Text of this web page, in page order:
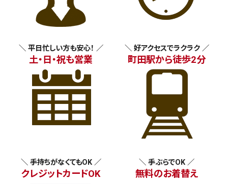
＼ 平日忙しい方も安心！ ／
土・日・祝も営業
＼ 好アクセスでラクラク ／
町田駅から徒歩2分
＼ 手持ちがなくてもOK ／
クレジットカードOK
＼ 手ぶらでOK ／
無料のお着替え